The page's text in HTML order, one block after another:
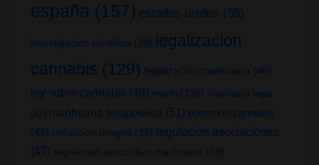
españa (157) estados unidos (55)
investigacion cientifica (39)
legalizacion
cannabis (129) legalizacion marihuana (46)
ley sobre cannabis (49) madrid (38)
marihuana legal
(32)
marihuana terapeutica (51) posesion cannabis
(45) reduccion riesgos (38)
regulacion asociaciones
(47) regulacion autocultivo marihuana (39)